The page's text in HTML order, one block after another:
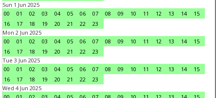
Sun 1 Jun 2025
00
01 02 03 04 05 06 07 08 09 10 11 12 13 14
15
16
17 18 19 20 21 22
23
Mon 2 Jun 2025
00
01 02 03 04 05 06 07 08 09 10 11 12 13 14
15
16
17 18 19 20 21 22
23
Tue 3 Jun 2025
00
01 02 03 04 05 06 07 08 09 10 11 12 13 14
15
16
17 18 19 20 21 22
23
Wed 4 Jun 2025